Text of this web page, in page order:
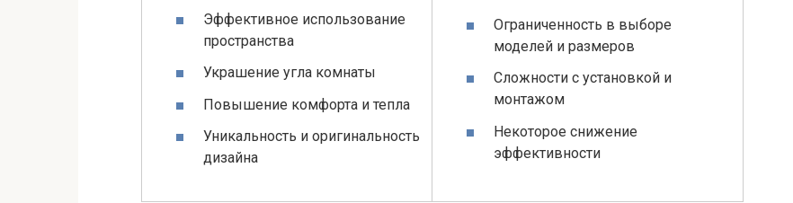
Эффективное использование
пространства
Украшение угла комнаты
Повышение комфорта и тепла
Уникальность и оригинальность
дизайна
Ограниченность в выборе
моделей и размеров
Сложности с установкой и
монтажом
Некоторое снижение
эффективности